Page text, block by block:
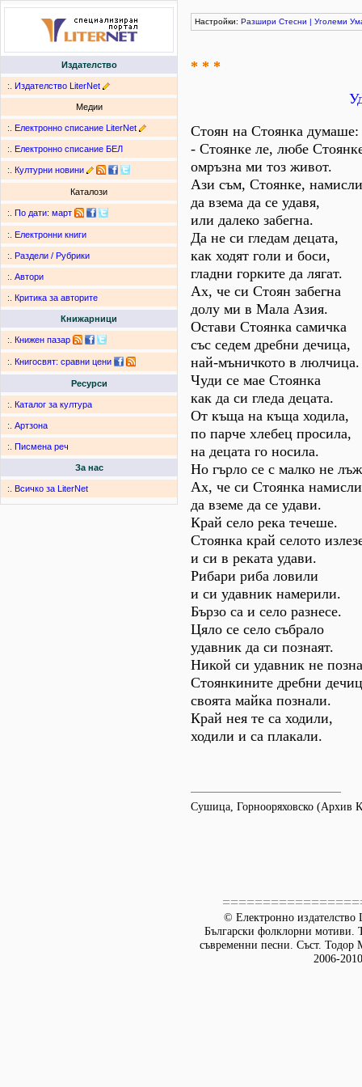
Издателство
:. Издателство LiterNet
Медии
:. Електронно списание LiterNet
:. Електронно списание БЕЛ
:. Културни новини
Каталози
:. По дати: март
:. Електронни книги
:. Раздели / Рубрики
:. Автори
:. Критика за авторите
Книжарници
:. Книжен пазар
:. Книгосвят: сравни цени
Ресурси
:. Каталог за култура
:. Артзона
:. Писмена реч
За нас
:. Всичко за LiterNet
Настройки: Разшири Стесни | Уголеми
* * *
Стоян на Стоянка думаше:
- Стоянке ле, любе
омръзна ми тоз живот.
Ази съм, Стоянке,
да взема да се удавя,
или далеко забегна.
Да не си гледам децата,
как ходят голи и боси,
гладни горките да лягат.
Ах, че си Стоян забегна
долу ми в Мала Азия.
Остави Стоянка самичка
със седем дребни дечица,
най-мъничкото в люлчица.
Чуди се мае Стоянка
как да си гледа децата.
От къща на къща ходила,
по парче хлебец просила,
на децата го носила.
Но гърло се с малко не
Ах, че си Стоянка намисли
да вземе да се удави.
Край село река течеше.
Стоянка край селото
и си в реката удави.
Рибари риба ловили
и си удавник намерили.
Бързо са и село разнесе.
Цяло се село събрало
удавник да си познаят.
Никой си удавник не
Стоянкините дребни
своята майка познали.
Край нея те са ходили,
ходили и са плакали.
Сушица, Горнооряховско
© Електронно издателство
Български фолклорни мотиви.
съвременни песни. Съст.
2006-